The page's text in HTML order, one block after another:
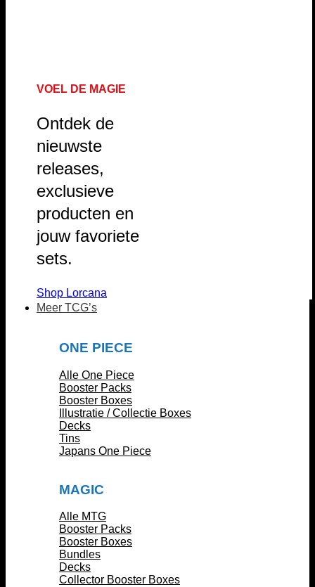
VOEL DE MAGIE
Ontdek de
nieuwste
releases,
exclusieve
producten en
jouw favoriete
sets.
Shop Lorcana
Meer TCG’s
ONE PIECE
Alle One Piece
Booster Packs
Booster Boxes
Illustratie / Collectie Boxes
Decks
Tins
Japans One Piece
MAGIC
Alle MTG
Booster Packs
Booster Boxes
Bundles
Decks
Collector Booster Boxes